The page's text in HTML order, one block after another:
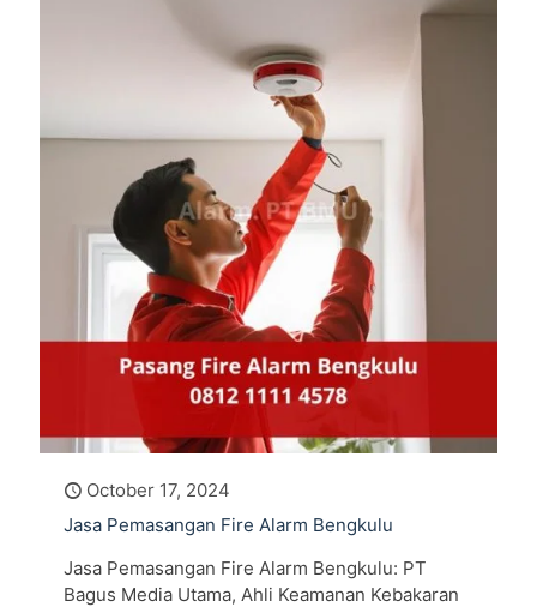
October 17, 2024
Jasa Pemasangan Fire Alarm Bengkulu
Jasa Pemasangan Fire Alarm Bengkulu: PT
Bagus Media Utama, Ahli Keamanan Kebakaran